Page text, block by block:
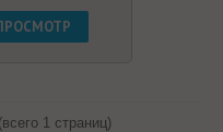
1 страниц)